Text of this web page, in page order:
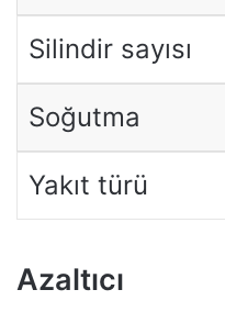
Silindir sayısı
Soğutma
Yakıt türü
Azaltıcı